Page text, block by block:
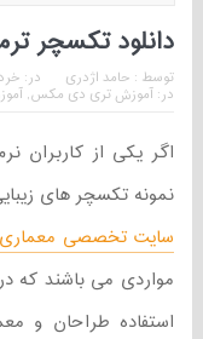
دانلود تکسچر
توسط : حامد اژدری در: خرداد
در: آموزش تری دی مکس,
اگر یکی از کاربران
نمونه تکسچر های
سایت تخصصی معماری
مواردی می باشند که
استفاده طراحان و